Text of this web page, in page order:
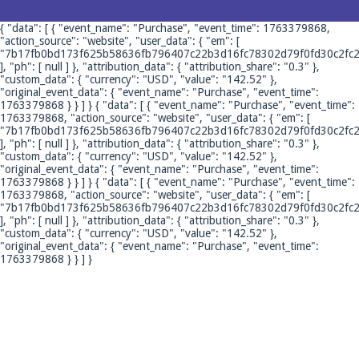
{ "data": [ { "event_name": "Purchase", "event_time": 1763379868,
"action_source": "website", "user_data": { "em": [
], "ph": [ null ] }, "attribution_data": { "attribution_share": "0.3" },
"custom_data": { "currency": "USD", "value": "142.52" },
"original_event_data": { "event_name": "Purchase", "event_time":
1763379868 } } ] } { "data": [ { "event_name": "Purchase", "event_time":
1763379868, "action_source": "website", "user_data": { "em": [
], "ph": [ null ] }, "attribution_data": { "attribution_share": "0.3" },
"custom_data": { "currency": "USD", "value": "142.52" },
"original_event_data": { "event_name": "Purchase", "event_time":
1763379868 } } ] } { "data": [ { "event_name": "Purchase", "event_time":
1763379868, "action_source": "website", "user_data": { "em": [
], "ph": [ null ] }, "attribution_data": { "attribution_share": "0.3" },
"custom_data": { "currency": "USD", "value": "142.52" },
"original_event_data": { "event_name": "Purchase", "event_time":
1763379868 } } ] }